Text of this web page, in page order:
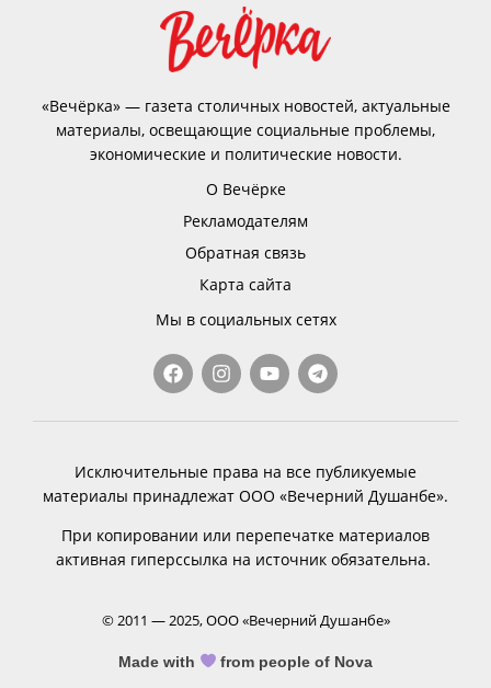
«Вечёрка» — газета столичных новостей, актуальные
материалы, освещающие социальные проблемы,
экономические и политические новости.
О Вечёрке
Рекламодателям
Обратная связь
Карта сайта
Мы в социальных сетях
Исключительные права на все публикуемые
материалы принадлежат ООО «Вечерний Душанбе».
При копировании или перепечатке материалов
активная гиперссылка на источник обязательна.
© 2011 — 2025, ООО «Вечерний Душанбе»
Made with from people of Nova